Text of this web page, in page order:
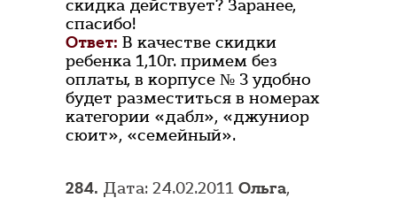
скидка действует? Заранее,
спасибо!
Ответ: В качестве скидки
ребенка 1,10г. примем без
оплаты, в корпусе № 3 удобно
будет разместиться в номерах
категории «дабл», «джуниор
сюит», «семейный».
284. Дата: 24.02.2011 Ольга,